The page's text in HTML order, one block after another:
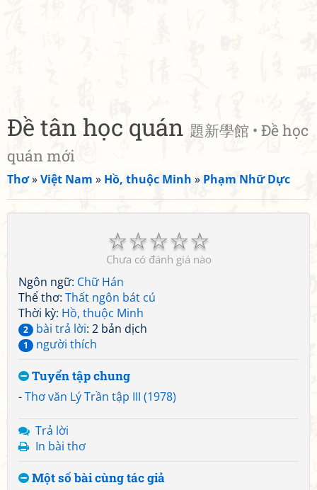
Đề tân học quán 題新學館 • Đề học
quán mới
Thơ»Việt Nam » Hồ, thuộc Minh » Phạm Nhữ Dực
☆
☆
☆
☆
☆
Chưa có đánh giá nào
Ngôn ngữ: Chữ Hán
Thể thơ: Thất ngôn bát cú
Thời kỳ: Hồ, thuộc Minh
2 bài trả lời: 2 bản dịch
1 người thích
Tuyển tập chung
-Thơ văn Lý Trần tập III (1978)
Trả lời
In bài thơ
Một số bài cùng tác giả